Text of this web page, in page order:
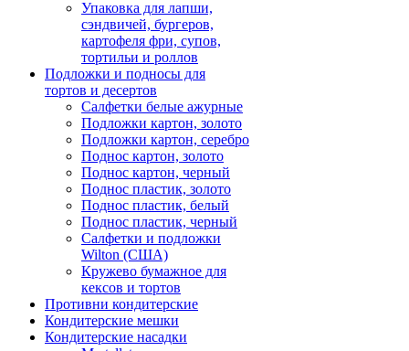
Упаковка для лапши,
сэндвичей, бургеров,
картофеля фри, супов,
тортильи и роллов
Подложки и подносы для
тортов и десертов
Салфетки белые ажурные
Подложки картон, золото
Подложки картон, серебро
Поднос картон, золото
Поднос картон, черный
Поднос пластик, золото
Поднос пластик, белый
Поднос пластик, черный
Салфетки и подложки
Wilton (США)
Кружево бумажное для
кексов и тортов
Противни кондитерские
Кондитерские мешки
Кондитерские насадки